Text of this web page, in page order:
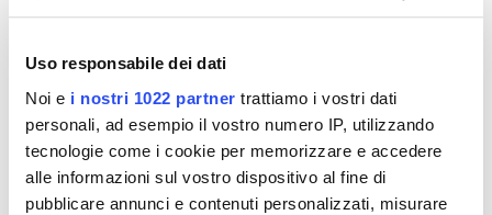
Uso responsabile dei dati
Noi e i nostri 1022 partner trattiamo i vostri dati
personali, ad esempio il vostro numero IP, utilizzando
tecnologie come i cookie per memorizzare e accedere
alle informazioni sul vostro dispositivo al fine di
pubblicare annunci e contenuti personalizzati, misurare
Recensioni